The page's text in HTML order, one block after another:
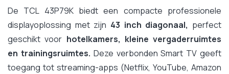
De TCL 43P79K biedt een compacte professionele
displayoplossing met zijn 43 inch diagonaal, perfect
geschikt voor hotelkamers, kleine vergaderruimtes
en trainingsruimtes. Deze verbonden Smart TV geeft
toegang tot streaming-apps (Netflix, YouTube, Amazon